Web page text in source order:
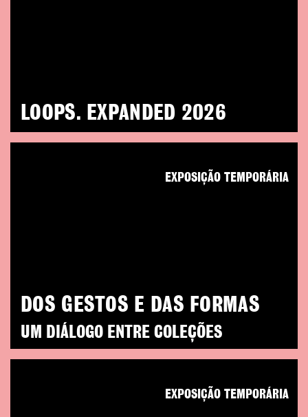
LOOPS. EXPANDED 2026
DOS GESTOS E DAS FORMAS
UM DIÁLOGO ENTRE COLEÇÕES
EXPOSIÇÃO TEMPORÁRIA
EXPOSIÇÃO TEMPORÁRIA